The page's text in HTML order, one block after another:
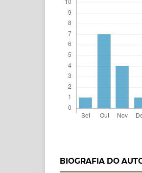
BIOGRAFIA DO